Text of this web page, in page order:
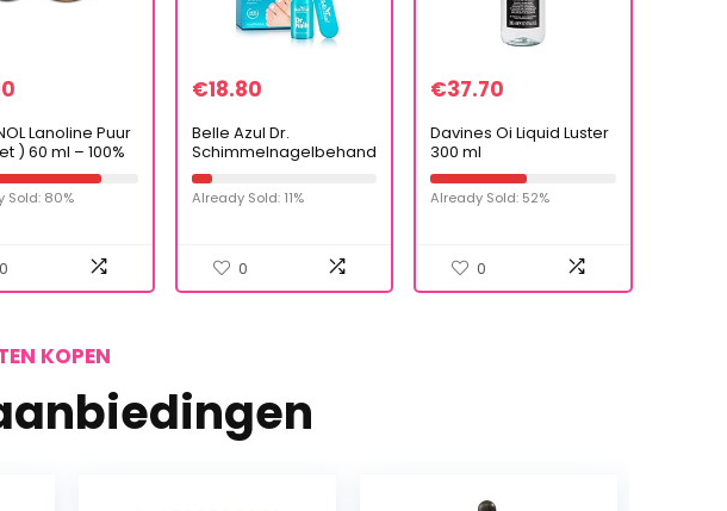
Lanoline Puur
) 60 ml – 100%
crème voor
en
Sold: 80%
0
€18.80
Belle Azul Dr.
Schimmelnagelbehand
eling & wittere nagels
met antibacteriële tea
tree olie, arganolie en
Already Sold: 11%
0
€37.70
Davines Oi Liquid Luster
300 ml
Already Sold: 52%
0
KOPEN